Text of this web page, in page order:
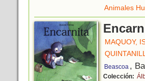
Animales
MAQUOY,
Beascoa ,
Colección: